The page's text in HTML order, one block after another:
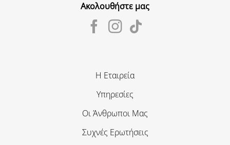
Ακολουθήστε μας
Η Εταιρεία
Υπηρεσίες
Οι Άνθρωποι Μας
Συχνές Ερωτήσεις